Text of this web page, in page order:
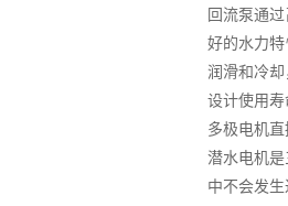
回流泵通
好的水力
润滑和冷
设计使用
多极电机
潜水电机
中不会发